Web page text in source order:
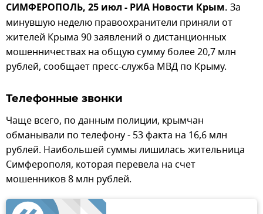
СИМФЕРОПОЛЬ, 25 июл - РИА Новости Крым. За
минувшую неделю правоохранители приняли от
жителей Крыма 90 заявлений о дистанционных
мошенничествах на общую сумму более 20,7 млн
рублей, сообщает пресс-служба МВД по Крыму.
Телефонные звонки
Чаще всего, по данным полиции, крымчан
обманывали по телефону - 53 факта на 16,6 млн
рублей. Наибольшей суммы лишилась жительница
Симферополя, которая перевела на счет
мошенников 8 млн рублей.